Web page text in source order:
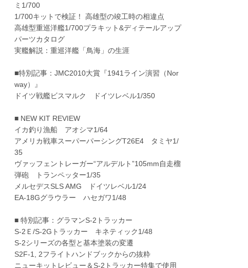
ミ1/700
1/700キットで検証！ 高雄型の竣工時の相違点
高雄型重巡洋艦1/700プラキット&ディテールアップ
パーツカタログ
実艦解説：重巡洋艦「鳥海」の生涯
■特別記事：JMC2010大賞『1941ライン演習（Nor
way）』
ドイツ戦艦ビスマルク ドイツレベル1/350
■ NEW KIT REVIEW
イカ釣り漁船 アオシマ1/64
アメリカ戦車スーパーパーシングT26E4 タミヤ1/
35
ヴァッフェントレーガー“アルデルト”105mm自走榴
弾砲 トランペッター1/35
メルセデスSLS AMG ドイツレベル1/24
EA-18Gグラウラー ハセガワ1/48
■ 特別記事：グラマンS-2トラッカー
S-2Ｅ/S-2Gトラッカー キネティック1/48
S-2シリーズの各型と基本塗装の変遷
S2F-1, 2フライトハンドブックからの抜粋
ニューキットレビュー＆S-2トラッカー特集で使用